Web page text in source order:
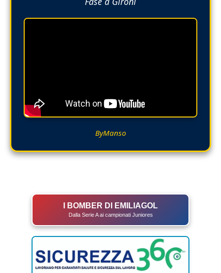
ByManso
I BOMBER DI EMILIAGOL
Dalla Serie A ai campionati Juniores